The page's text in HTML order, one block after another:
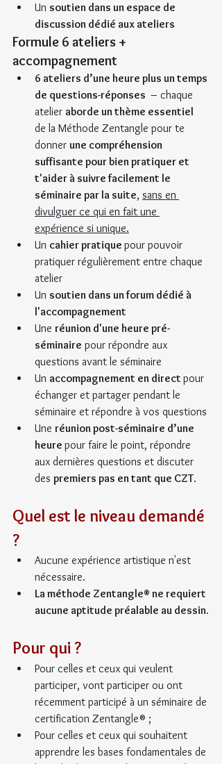
Un soutien dans un espace de
discussion dédié aux ateliers
Formule 6 ateliers +
accompagnement
6 ateliers d’une heure plus un temps
de questions-réponses – chaque
atelier aborde un thème essentiel
de la Méthode Zentangle pour te
donner une compréhension
suffisante pour bien pratiquer et
t'aider à suivre facilement le
séminaire par la suite, sans en
divulguer ce qui en fait une
expérience si unique.
Un cahier pratique pour pouvoir
pratiquer régulièrement entre chaque
atelier
Un soutien dans un forum dédié à
l'accompagnement
Une réunion d'une heure pré-
séminaire pour répondre aux
questions avant le séminaire
Un accompagnement en direct pour
échanger et partager pendant le
séminaire et répondre à vos questions
Une réunion post-séminaire d’une
heure pour faire le point, répondre
aux dernières questions et discuter
des premiers pas en tant que CZT.
Quel est le niveau demandé
?
Aucune expérience artistique n'est
nécessaire.
La méthode Zentangle® ne requiert
aucune aptitude préalable au dessin.
Pour qui ?
Pour celles et ceux qui veulent
participer, vont participer ou ont
récemment participé à un séminaire de
certification Zentangle® ;
Pour celles et ceux qui souhaitent
apprendre les bases fondamentales de